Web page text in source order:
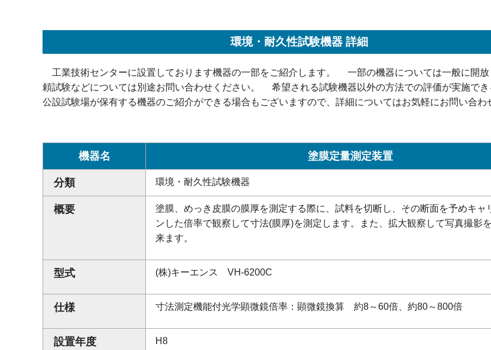
環境・耐久性試験機器 詳細
工業技術センターに設置しております機器の一部をご紹介します。 一部の機器については一般に開放
頼試験などについては別途お問い合わせください。 希望される試験機器以外の方法での評価が実施で
公設試験場が保有する機器のご紹介ができる場合もございますので、詳細についてはお気軽にお問い合わ
機器名 塗膜定量測定装置
分類 環境・耐久性試験機器
概要
塗膜、めっき皮膜の膜厚を測定する際に、試料を切断し、その断面を予めキャ
ンした倍率で観察して寸法(膜厚)を測定します。また、拡大観察して写真撮影
来ます。
型式 (株)キーエンス VH-6200C
仕様 寸法測定機能付光学顕微鏡倍率：顕微鏡換算 約8～60倍、約80～800倍
設置年度 H8